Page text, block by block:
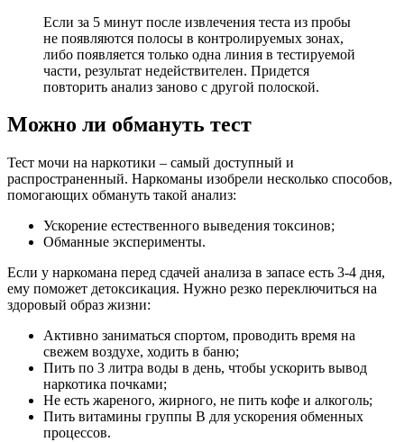
Если за 5 минут после извлечения теста из пробы
не появляются полосы в контролируемых зонах,
либо появляется только одна линия в тестируемой
части, результат недействителен. Придется
повторить анализ заново с другой полоской.
Можно ли обмануть тест
Тест мочи на наркотики – самый доступный и
распространенный. Наркоманы изобрели несколько способов,
помогающих обмануть такой анализ:
Ускорение естественного выведения токсинов;
Обманные эксперименты.
Если у наркомана перед сдачей анализа в запасе есть 3-4 дня,
ему поможет детоксикация. Нужно резко переключиться на
здоровый образ жизни:
Активно заниматься спортом, проводить время на
свежем воздухе, ходить в баню;
Пить по 3 литра воды в день, чтобы ускорить вывод
наркотика почками;
Не есть жареного, жирного, не пить кофе и алкоголь;
Пить витамины группы В для ускорения обменных
процессов.